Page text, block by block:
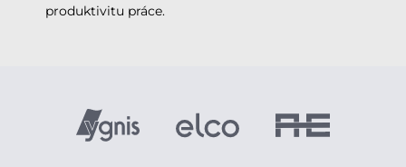
produktivitu práce.